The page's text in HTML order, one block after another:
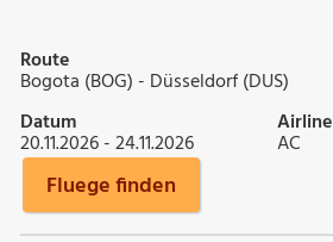
Route
Bogota (BOG) - Düsseldorf (DUS)
Datum
20.11.2026 - 24.11.2026
Airline
AC
Fluege finden